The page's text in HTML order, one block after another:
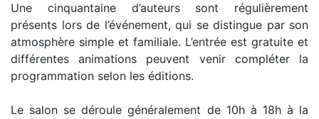
Une cinquantaine d’auteurs sont régulièrement
présents lors de l’événement, qui se distingue par son
atmosphère simple et familiale. L’entrée est gratuite et
différentes animations peuvent venir compléter la
programmation selon les éditions.
Le salon se déroule généralement de 10h à 18h à la